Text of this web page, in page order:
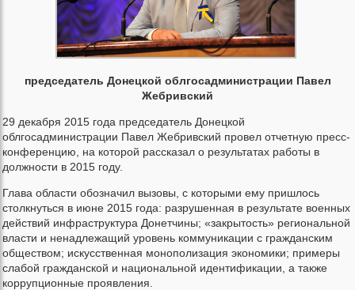
председатель Донецкой облгосадминистрации Павел
Жебривский
29 декабря 2015 года председатель Донецкой
облгосадминистрации Павел Жебривский провел отчетную пресс-
конференцию, на которой рассказал о результатах работы в
должности в 2015 году.
Глава области обозначил вызовы, с которыми ему пришлось
столкнуться в июне 2015 года: разрушенная в результате военных
действий инфраструктура Донетчины; «закрытость» региональной
власти и ненадлежащий уровень коммуникации с гражданским
обществом; искусственная монополизация экономики; примеры
слабой гражданской и национальной идентификации, а также
коррупционные проявления.